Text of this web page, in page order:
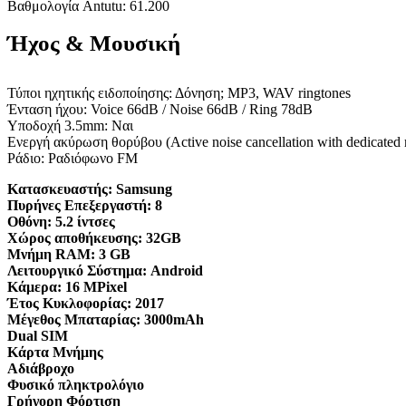
Βαθμολογία Antutu: 61.200
Ήχος & Μουσική
Τύποι ηχητικής ειδοποίησης: Δόνηση; MP3, WAV ringtones
Ένταση ήχου: Voice 66dB / Noise 66dB / Ring 78dB
Υποδοχή 3.5mm: Ναι
Ενεργή ακύρωση θορύβου (Active noise cancellation with dedicated
Ράδιο: Ραδιόφωνο FM
Κατασκευαστής: Samsung
Πυρήνες Επεξεργαστή: 8
Οθόνη: 5.2 ίντσες
Χώρος αποθήκευσης: 32GB
Μνήμη RAM: 3 GB
Λειτουργικό Σύστημα: Android
Κάμερα: 16 MPixel
Έτος Κυκλοφορίας: 2017
Μέγεθος Μπαταρίας: 3000mAh
Dual SIM
Κάρτα Μνήμης
Αδιάβροχο
Φυσικό πληκτρολόγιο
Γρήγορη Φόρτιση